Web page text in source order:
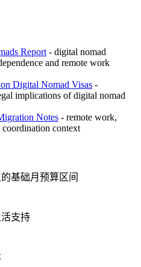
Report - digital nomad
and remote work
Digital Nomad Visas -
implications of digital nomad
Notes - remote work,
context
基础月预算区间
支持